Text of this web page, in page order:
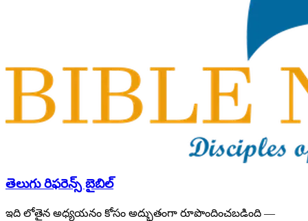
తెలుగు రిఫరెన్స్ బైబిల్
ఇది లోతైన అధ్యయనం కోసం అద్భుతంగా రూపొందించబడింది —